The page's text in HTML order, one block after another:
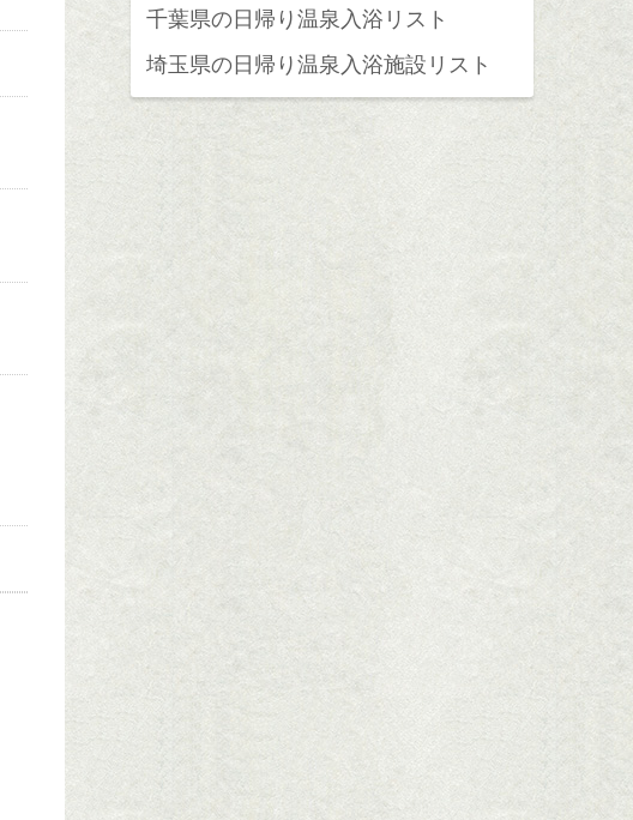
千葉県の日帰り温泉入浴リスト
埼玉県の日帰り温泉入浴施設リスト